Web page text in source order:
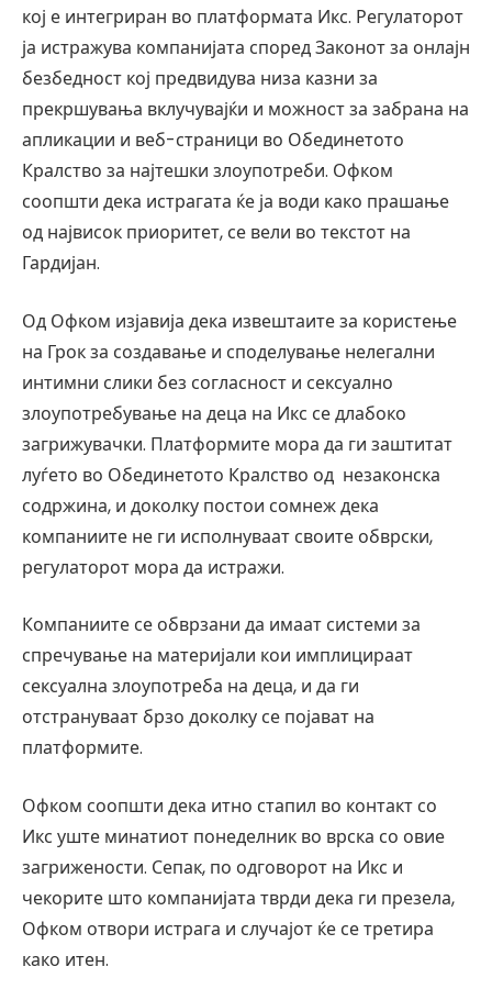
кој е интегриран во платформата Икс. Регулаторот
ја истражува компанијата според Законот за онлајн
безбедност кој предвидува низа казни за
прекршувања вклучувајќи и можност за забрана на
апликации и веб-страници во Обединетото
Кралство за најтешки злоупотреби. Офком
соопшти дека истрагата ќе ја води како прашање
од највисок приоритет, се вели во текстот на
Гардијан.
Од Офком изјавија дека извештаите за користење
на Грок за создавање и споделување нелегални
интимни слики без согласност и сексуално
злоупотребување на деца на Икс се длабоко
загрижувачки. Платформите мора да ги заштитат
луѓето во Обединетото Кралство од незаконска
содржина, и доколку постои сомнеж дека
компаниите не ги исполнуваат своите обврски,
регулаторот мора да истражи.
Компаниите се обврзани да имаат системи за
спречување на материјали кои имплицираат
сексуална злоупотреба на деца, и да ги
отстрануваат брзо доколку се појават на
платформите.
Офком соопшти дека итно стапил во контакт со
Икс уште минатиот понеделник во врска со овие
загрижености. Сепак, по одговорот на Икс и
чекорите што компанијата тврди дека ги презела,
Офком отвори истрага и случајот ќе се третира
како итен.